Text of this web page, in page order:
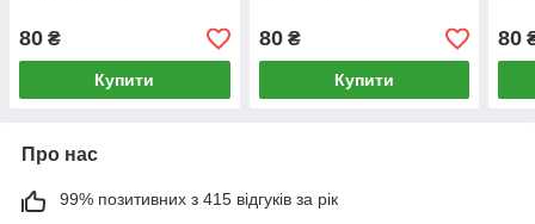
80 ₴
Купити
80₴
Купити
80
Про нас
99% позитивних з 415 відгуків за рік